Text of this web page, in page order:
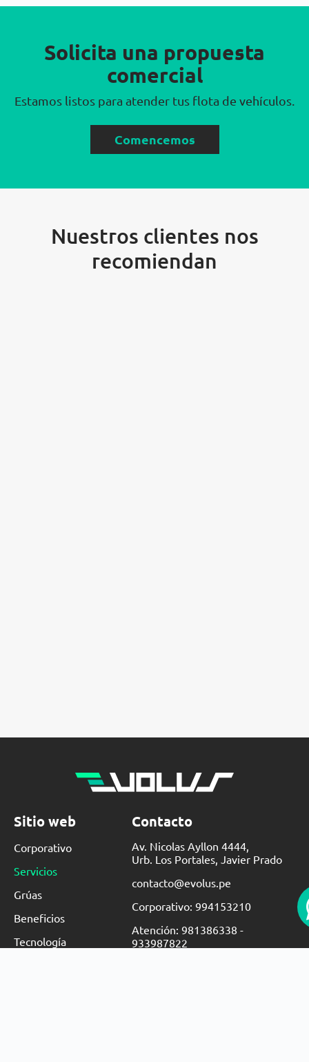
Solicita una propuesta
comercial
Estamos listos para atender tus flota de vehículos.
Comencemos
Nuestros clientes nos
recomiendan
Sitio web
Corporativo
Servicios
Grúas
Beneficios
Tecnología
Contacto
Av. Nicolas Ayllon 4444,
Urb. Los Portales, Javier Prado
contacto@evolus.pe
Corporativo: 994153210
Atención: 981386338 -
933987822